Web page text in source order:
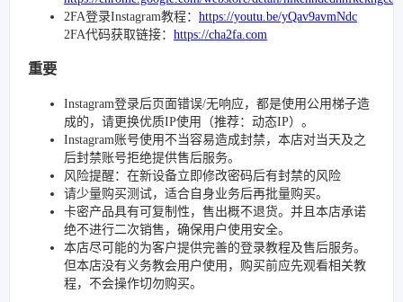
2FA登录Instagram教程： https://youtu.be/yQav9avmNdc
2FA代码获取链接： https://cha2fa.com
重要
Instagram登录后页面错误/无响应，都是使用公用梯子造
成的，请更换优质IP使用（推荐：动态IP）。
Instagram账号使用不当容易造成封禁，本店对当天及之
后封禁账号拒绝提供售后服务。
风险提醒：在新设备立即修改密码后有封禁的风险
请少量购买测试，适合自身业务后再批量购买。
卡密产品具有可复制性，售出概不退货。并且本店承诺
绝不进行二次销售，确保用户使用安全。
本店尽可能的为客户提供完善的登录教程及售后服务。
但本店没有义务教会用户使用，购买前应先观看相关教
程，不会操作切勿购买。